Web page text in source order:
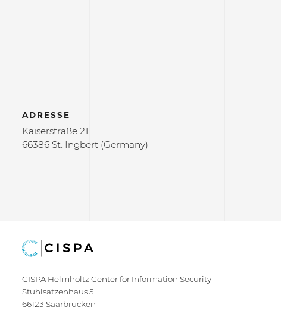
ADRESSE
Kaiserstraße 21
66386 St. Ingbert (Germany)
CISPA Helmholtz Center for Information Security
Stuhlsatzenhaus 5
66123 Saarbrücken